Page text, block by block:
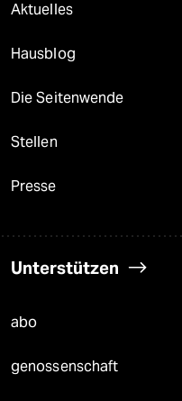
Aktuelles
Hausblog
Die Seitenwende
Stellen
Presse
Unterstützen
abo
genossenschaft